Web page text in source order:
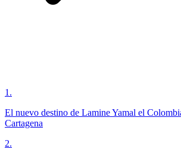
1 .
El nuevo destino de Lamine Yamal el
Cartagena
2.